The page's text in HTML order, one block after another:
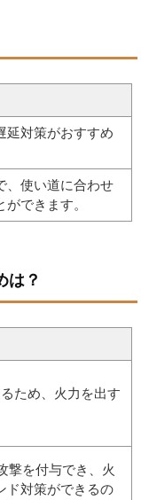
延対策がおすすめ
、使い道に合わせ
できます。
は？
ため、火力を出す
撃を付与でき、火
ド対策ができるの